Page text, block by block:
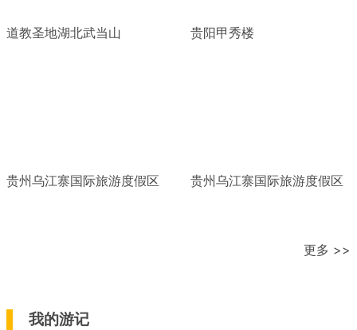
道教圣地湖北武当山 贵阳甲秀楼
贵州乌江寨国际旅游度假区 贵州乌江寨国际旅游度假区
更多 >>
我的游记